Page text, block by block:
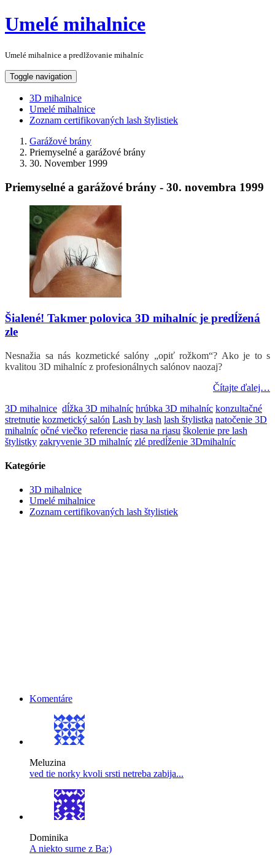
Umelé mihalnice
Umelé mihalnice a predlžovanie mihalníc
Toggle navigation
3D mihalnice
Umelé mihalnice
Zoznam certifikovaných lash štylistiek
Garážové brány
Priemyselné a garážové brány
30. November 1999
Priemyselné a garážové brány - 30. novembra 1999
Šialené! Takmer polovica 3D mihalníc je predĺžená
zle
Nesnažia sa nás kozmetické salóny „opiť rožkom“? Ako je to s
kvalitou 3D mihalníc z profesionálnych salónov naozaj?
Čítajte ďalej…
3D mihalnice dĺžka 3D mihalníc hrúbka 3D mihalníc konzultačné
stretnutie kozmetický salón Lash by lash lash štylistka natočenie 3D
mihalníc očné viečko referencie riasa na riasu školenie pre lash
štylistky zakryvenie 3D mihalníc zlé predĺženie 3Dmihalníc
Kategórie
3D mihalnice
Umelé mihalnice
Zoznam certifikovaných lash štylistiek
Komentáre
Meluzina
ved tie norky kvoli srsti netreba zabija...
Dominika
A niekto surne z Ba:)